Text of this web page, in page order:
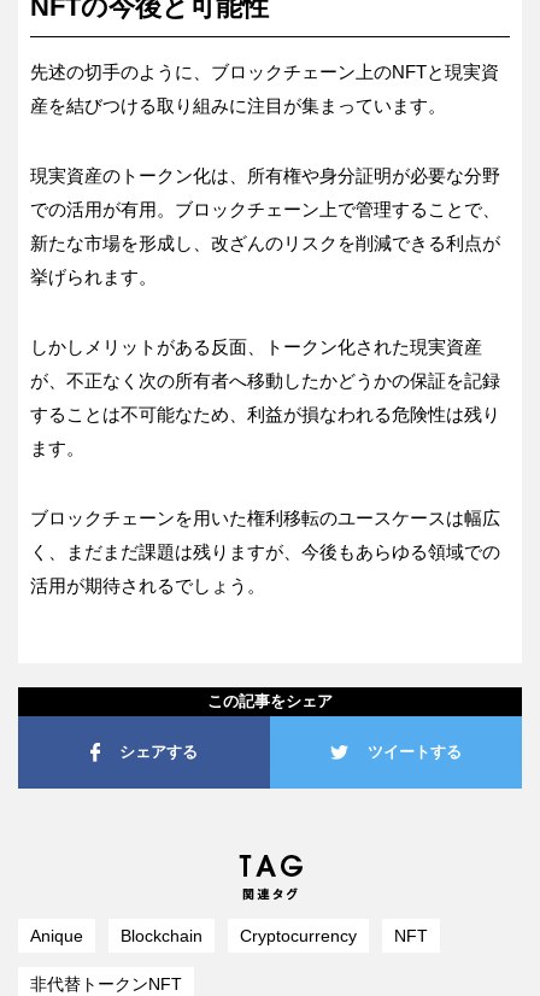
NFTの今後と可能性
先述の切手のように、ブロックチェーン上のNFTと現実資
産を結びつける取り組みに注目が集まっています。
現実資産のトークン化は、所有権や身分証明が必要な分野
での活用が有用。ブロックチェーン上で管理することで、
新たな市場を形成し、改ざんのリスクを削減できる利点が
挙げられます。
しかしメリットがある反面、トークン化された現実資産
が、不正なく次の所有者へ移動したかどうかの保証を記録
することは不可能なため、利益が損なわれる危険性は残り
ます。
ブロックチェーンを用いた権利移転のユースケースは幅広
く、まだまだ課題は残りますが、今後もあらゆる領域での
活用が期待されるでしょう。
この記事をシェア
シェアする ツイートする
Anique Blockchain Cryptocurrency NFT
非代替トークンNFT